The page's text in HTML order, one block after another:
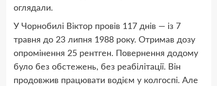
оглядали.
У Чорнобилі Віктор провів 117 днів — із 7
травня до 23 липня 1988 року. Отримав дозу
опромінення 25 рентген. Повернення додому
було без обстежень, без реабілітації. Він
продовжив працювати водієм у колгоспі. Але